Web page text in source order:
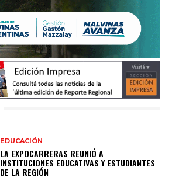
EDUCACIÓN
LA EXPOCARRERAS REUNIÓ A
INSTITUCIONES EDUCATIVAS Y ESTUDIANTES
DE LA REGIÓN